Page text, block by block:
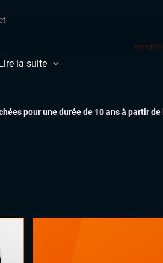
la suite
pour une durée de 10 ans à partir